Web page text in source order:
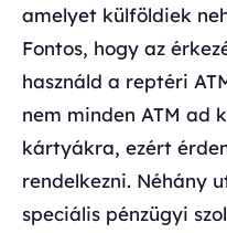
amelyet külföldiek
Fontos, hogy az
használd a reptéri
nem minden ATM ad
kártyákra, ezért
rendelkezni. Néhány
speciális pénzügyi